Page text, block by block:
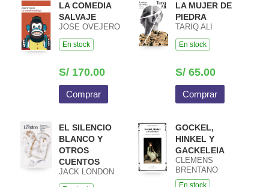
LA COMEDIA
SALVAJE
JOSE OVEJERO
En stock
S/ 170.00
Comprar
LA MUJER DE
PIEDRA
TARIQ ALI
En stock
S/ 65.00
Comprar
EL SILENCIO
BLANCO Y
OTROS
CUENTOS
JACK LONDON
GOCKEL,
HINKEL Y
GACKELEIA
CLEMENS
BRENTANO
En stock